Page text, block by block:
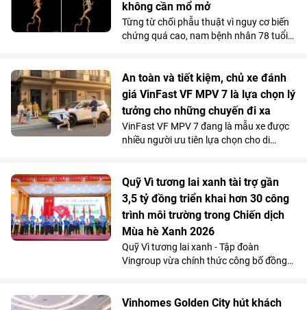
phí sử dụng thấp đến khó tin giúp mẫu
MPV điện vừa trở thành “xe ruột” của
anh trong công việc, vừa phục vụ trọn
không cần mổ mở
Từng từ chối phẫu thuật vì nguy cơ biến
chứng quá cao, nam bệnh nhân 78 tuổi
các bác sĩ Vinmec Times City điều trị
thành công. Bí quyết nằm ở kỹ thuật tái
tạo hệ thống mạch tạng mà không cần
mở ngực hay mở bụng.
An toàn và tiết kiệm, chủ xe đánh
giá VinFast VF MPV 7 là lựa chọn lý
tưởng cho những chuyến đi xa
VinFast VF MPV 7 đang là mẫu xe được
nhiều người ưu tiên lựa chọn cho di
mà vẫn tiết kiệm chi phí.
Quỹ Vì tương lai xanh tài trợ gần
3,5 tỷ đồng triển khai hơn 30 công
trình môi trường trong Chiến dịch
Mùa hè Xanh 2026
Quỹ Vì tương lai xanh - Tập đoàn
Vingroup vừa chính thức công bố đồng
Nguồn lực này sẽ được sử dụng để triển
Vinhomes Golden City hút khách